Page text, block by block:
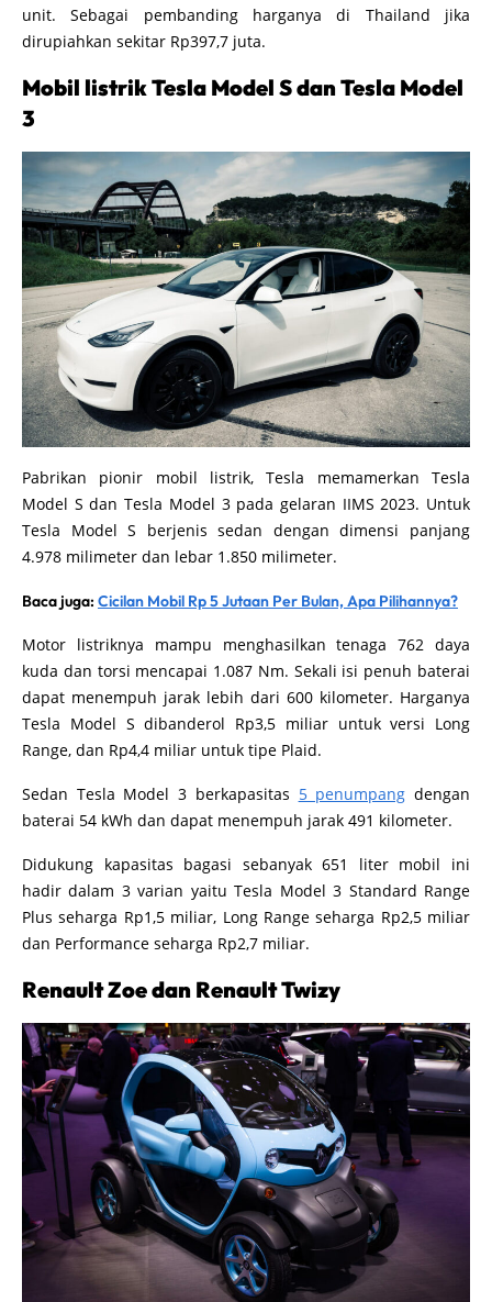
unit. Sebagai pembanding harganya di Thailand jika
dirupiahkan sekitar Rp397,7 juta.
Mobil listrik Tesla Model S dan Tesla Model
3
Pabrikan pionir mobil listrik, Tesla memamerkan Tesla
Model S dan Tesla Model 3 pada gelaran IIMS 2023. Untuk
Tesla Model S berjenis sedan dengan dimensi panjang
4.978 milimeter dan lebar 1.850 milimeter.
Baca juga: Cicilan Mobil Rp 5 Jutaan Per Bulan, Apa Pilihannya?
Motor listriknya mampu menghasilkan tenaga 762 daya
kuda dan torsi mencapai 1.087 Nm. Sekali isi penuh baterai
dapat menempuh jarak lebih dari 600 kilometer. Harganya
Tesla Model S dibanderol Rp3,5 miliar untuk versi Long
Range, dan Rp4,4 miliar untuk tipe Plaid.
Sedan Tesla Model 3 berkapasitas 5 penumpang dengan
baterai 54 kWh dan dapat menempuh jarak 491 kilometer.
Didukung kapasitas bagasi sebanyak 651 liter mobil ini
hadir dalam 3 varian yaitu Tesla Model 3 Standard Range
Plus seharga Rp1,5 miliar, Long Range seharga Rp2,5 miliar
dan Performance seharga Rp2,7 miliar.
Renault Zoe dan Renault Twizy